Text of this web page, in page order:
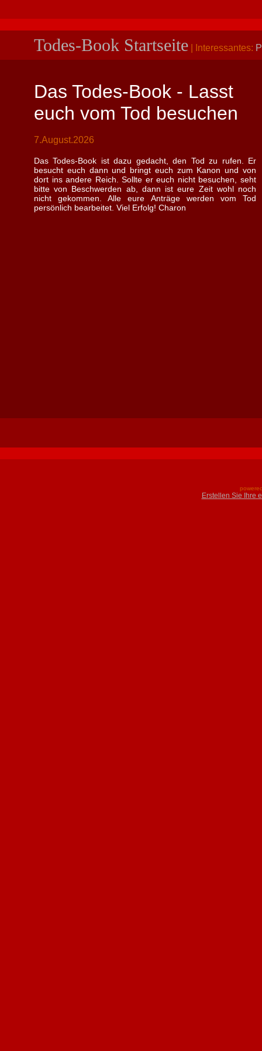
Todes-Book Startseite | Interessantes:
Das Todes-Book - Lasst
euch vom Tod besuchen
7.August.2026
Das Todes-Book ist dazu gedacht, den Tod zu rufen. Er
besucht euch dann und bringt euch zum Kanon und von
dort ins andere Reich. Sollte er euch nicht besuchen, seht
bitte von Beschwerden ab, dann ist eure Zeit wohl noch
nicht gekommen. Alle eure Anträge werden vom Tod
persönlich bearbeitet. Viel Erfolg! Charon
Erstellen Sie Ihre